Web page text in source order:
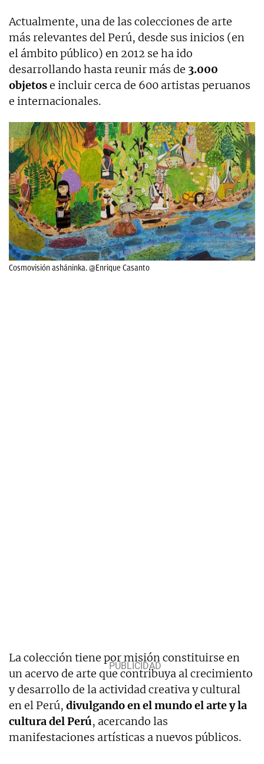
Actualmente, una de las colecciones de arte
más relevantes del Perú, desde sus inicios (en
el ámbito público) en 2012 se ha ido
desarrollando hasta reunir más de 3.000
objetose incluir cerca de 600 artistas peruanos
e internacionales.
Cosmovisión asháninka. @Enrique Casanto
La colección tiene por misión constituirse en
un acervo de arte que contribuya al crecimiento
y desarrollo de la actividad creativa y cultural
en el Perú, divulgando en el mundo el arte y la
cultura del Perú, acercando las
manifestaciones artísticas a nuevos públicos.